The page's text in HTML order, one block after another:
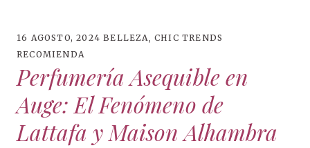
fotografía
16 AGOSTO, 2024 BELLEZA,CHIC TRENDS
RECOMIENDA
Perfumería Asequible en
Auge: El Fenómeno de
Lattafa y Maison Alhambra